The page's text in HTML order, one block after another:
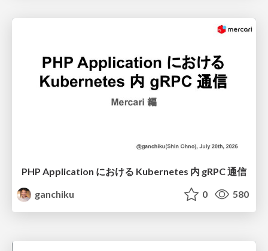
PHP Application における Kubernetes 内 gRPC 通信
ganchiku
0 580